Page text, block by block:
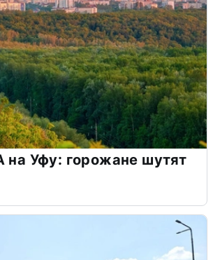
на Уфу: горожане шутят